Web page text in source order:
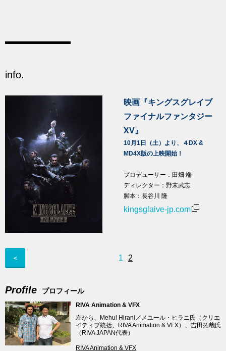
info.
映画『キングスグレイブ
ファイナルファンタジー
XV』
10月1日（土）より、４DX &
MD4X版の上映開始！
プロデューサー：田畑 端
ディレクター：野末武志
脚本：長谷川 隆
kingsglaive-jp.com
＜ 1 2
Profile プロフィール
RIVA Animation & VFX
左から、Mehul Hirani／メユール・ヒラニ氏（クリエ
イティブ統括、RIVA Animation & VFX）、吉田拓哉氏
（RIVA JAPAN代表）
RIVA Animation & VFX